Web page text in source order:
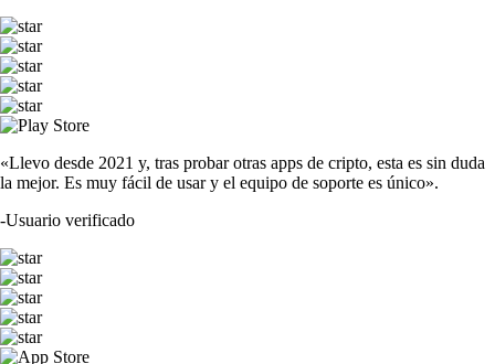
«Llevo desde 2021 y, tras probar otras apps de cripto, esta es sin duda
la mejor. Es muy fácil de usar y el equipo de soporte es único».
-Usuario verificado